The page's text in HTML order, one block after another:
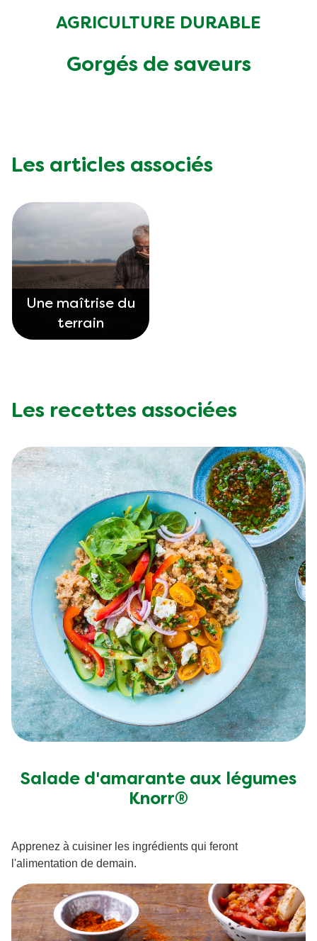
AGRICULTURE DURABLE
Gorgés de saveurs
Les articles associés
Une maîtrise du
terrain
Les recettes associées
Salade d'amarante aux légumes
Knorr®
Apprenez à cuisiner les ingrédients qui feront
l'alimentation de demain.